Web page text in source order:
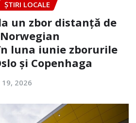
ȘTIRI LOCALE
un zbor distanță de
luna iunie zborurile
și Copenhaga
19, 2026